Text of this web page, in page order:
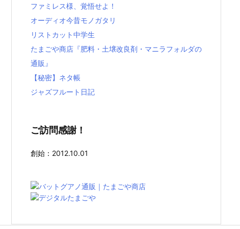
ファミレス様、覚悟せよ！
オーディオ今昔モノガタリ
リストカット中学生
たまごや商店『肥料・土壌改良剤・マニラフォルダの
通販』
【秘密】ネタ帳
ジャズフルート日記
ご訪問感謝！
創始：2012.10.01